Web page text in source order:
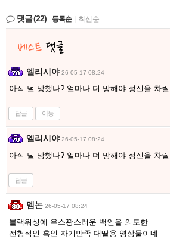
댓글(22) 등록순 최신순
엘리시야 26-05-17 08:24
아직 덜 망했나? 얼마나 더 망해야 정신을 차릴
답글 이동
엘리시야 26-05-17 08:24
아직 덜 망했나? 얼마나 더 망해야 정신을 차릴
답글
멤논 26-05-17 08:24
블랙워싱에 우스꽝스러운 백인을 의도한
전형적인 흑인 자기만족 대딸용 영상물이네